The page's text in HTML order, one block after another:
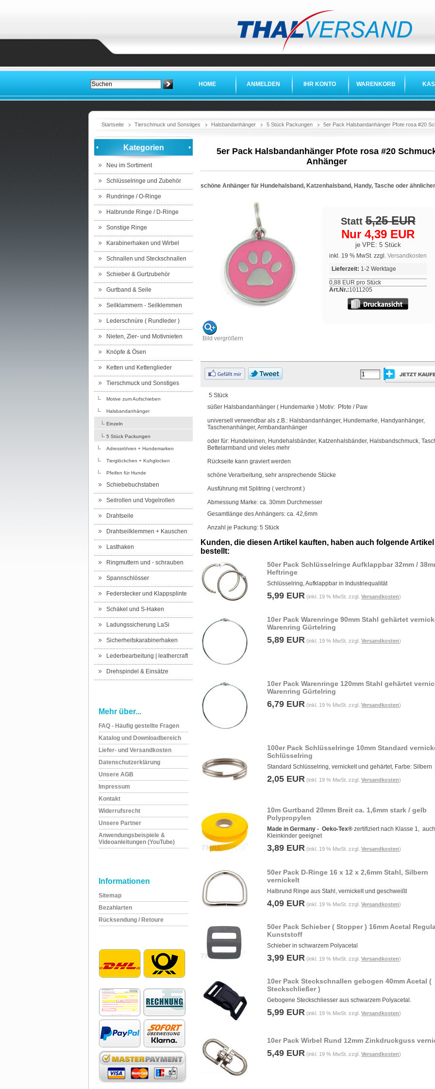
HOME ANMELDEN IHR KONTO WARENKORB
Startseite Tierschmuck und Sonstiges Halsbandanhänger 5 Stück Packungen 5er Pack Halsbandanhänger Pfote rosa #20
Kategorien
Neu im Sortiment
Schlüsselringe und Zubehör
Rundringe / O-Ringe
Halbrunde Ringe / D-Ringe
Sonstige Ringe
Karabinerhaken und Wirbel
Schnallen und Steckschnallen
Schieber & Gurtzubehör
Gurtband & Seile
Seilklammern - Seilklemmen
Lederschnüre ( Rundleder )
Nieten, Zier- und Motivnieten
Knöpfe & Ösen
Ketten und Kettenglieder
Tierschmuck und Sonstiges
Motive zum Aufschieben
Halsbandanhänger
Einzeln
5 Stück Packungen
Adressröhren + Hundemarken
Tierglöckchen + Kuhglocken
Pfeifen für Hunde
Schiebebuchstaben
Seilrollen und Vogelrollen
Drahtseile
Drahtseilklemmen + Kauschen
Lasthaken
Ringmuttern und - schrauben
Spannschlösser
Federstecker und Klappsplinte
Schäkel und S-Haken
Ladungssicherung LaSi
Sicherheitskarabinerhaken
Lederbearbeitung | leathercraft
Drehspindel & Einsätze
Mehr über...
FAQ - Häufig gestellte Fragen
Katalog und Downloadbereich
Liefer- und Versandkosten
Datenschutzerklärung
Unsere AGB
Impressum
Kontakt
Widerrufsrecht
Unsere Partner
Anwendungsbeispiele &
Videoanleitungen (YouTube)
Informationen
Sitemap
Bezahlarten
Rücksendung / Retoure
5er Pack Halsbandanhänger Pfote rosa #20
Anhänger
schöne Anhänger für Hundehalsband, Katzenhalsband, Handy, Tasche oder
Bild vergrößern
Statt5,25 EUR
Nur 4,39 EUR
je VPE: 5 Stück
inkl. 19 % MwSt. zzgl. Versandkosten
Lieferzeit: 1-2 Werktage
0,88 EUR pro Stück
Art.Nr.:1011205
5 Stück
süßer Halsbandanhänger ( Hundemarke ) Motiv: Pfote / Paw
universell verwendbar als z.B.: Halsbandanhänger, Hundemarke, Handyanhänger,
Taschenanhänger, Armbandanhänger
oder für: Hundeleinen, Hundehalsbänder, Katzenhalsbänder, Halsbandschmuck,
Bettelarmband und vieles mehr
Rückseite kann graviert werden
schöne Verarbeitung, sehr ansprechende Stücke
Ausführung mit Splitring ( verchromt )
Abmessung Marke: ca. 30mm Durchmesser
Gesamtlänge des Anhängers: ca. 42,6mm
Anzahl je Packung: 5 Stück
Kunden, die diesen Artikel kauften, haben auch folgende Artikel
bestellt:
50er Pack Schlüsselringe Aufklappbar 32mm /
Heftringe
Schlüsselring, Aufklappbar in Industriequalität
5,99 EUR (inkl. 19 % MwSt. zzgl. Versandkosten)
10er Pack Warenringe 90mm Stahl gehärtet
Warenring Gürtelring
5,89 EUR (inkl. 19 % MwSt. zzgl. Versandkosten)
10er Pack Warenringe 120mm Stahl gehärtet
Warenring Gürtelring
6,79 EUR (inkl. 19 % MwSt. zzgl. Versandkosten)
100er Pack Schlüsselringe 10mm Standard
Schlüsselring
Standard Schlüsselring, vernickelt und gehärtet, Farbe: Silbern
2,05 EUR (inkl. 19 % MwSt. zzgl. Versandkosten)
10m Gurtband 20mm Breit ca. 1,6mm stark / gelb
Polypropylen
Made in Germany - Oeko-Tex® zertifiziert nach Klasse 1,
Kleinkinder geeignet
3,89 EUR (inkl. 19 % MwSt. zzgl. Versandkosten)
50er Pack D-Ringe 16 x 12 x 2,6mm Stahl, Silbern
vernickelt
Halbrund Ringe aus Stahl, vernickelt und geschweißt
4,09 EUR (inkl. 19 % MwSt. zzgl. Versandkosten)
50er Pack Schieber ( Stopper ) 16mm Acetal
Kunststoff
Schieber in schwarzem Polyacetal
3,99 EUR (inkl. 19 % MwSt. zzgl. Versandkosten)
10er Pack Steckschnallen gebogen 40mm Acetal (
Steckschließer )
Gebogene Steckschliesser aus schwarzem Polyacetal.
5,99 EUR (inkl. 19 % MwSt. zzgl. Versandkosten)
10er Pack Wirbel Rund 12mm Zinkdruckguss
5,49 EUR (inkl. 19 % MwSt. zzgl. Versandkosten)